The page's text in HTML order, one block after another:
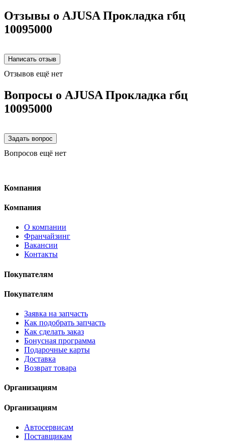
Отзывы о AJUSA Прокладка гбц
10095000
Отзывов ещё нет
Вопросы о AJUSA Прокладка гбц
10095000
Вопросов ещё нет
Компания
Компания
О компании
Франчайзинг
Вакансии
Контакты
Покупателям
Покупателям
Заявка на запчасть
Как подобрать запчасть
Как сделать заказ
Бонусная программа
Подарочные карты
Доставка
Возврат товара
Организациям
Организациям
Автосервисам
Поставщикам